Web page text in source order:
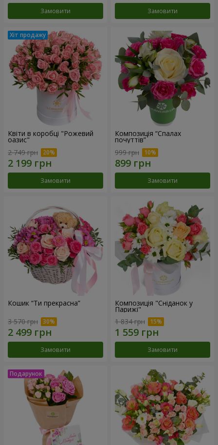
Замовити Замовити
Квіти в коробці "Рожевий
оазис"
2 749 грн
Замовити
Композиція “Спалах
почуттів”
999 грн
Замовити
Кошик “Ти прекрасна”
3 570 грн
Замовити
Композиція "Сніданок у
Парижі"
1 834 грн
Замовити